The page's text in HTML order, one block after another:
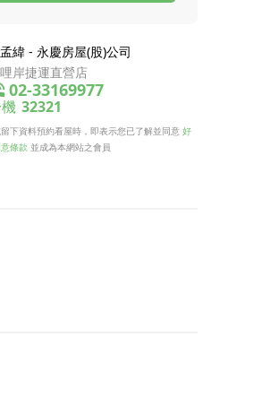
緯 - 永慶房屋(股)公司
岸捷運直營店
02-33169977
32321
下資料預約看屋時，即表示您已了解並同意 好
條款 並成為本網站之會員